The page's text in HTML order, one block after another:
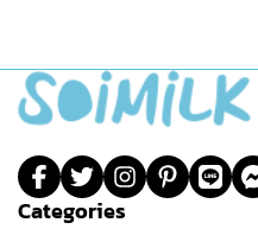
Categories